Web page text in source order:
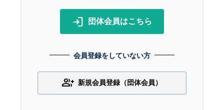
login 団体会員はこちら
会員登録をしていない方
group_add 新規会員登録（団体会員）